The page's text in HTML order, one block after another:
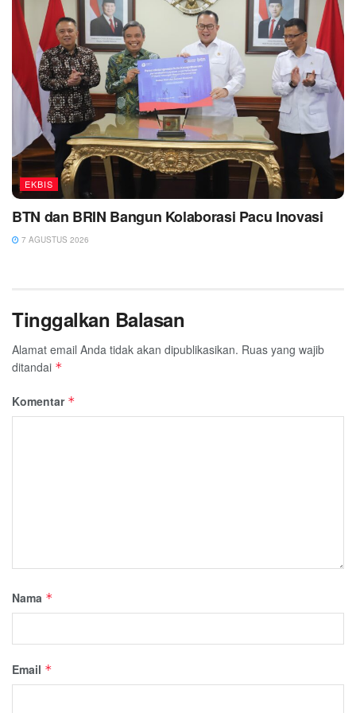
EKBIS
BTN dan BRIN Bangun Kolaborasi Pacu Inovasi
7 AGUSTUS 2026
Tinggalkan Balasan
Alamat email Anda tidak akan dipublikasikan. Ruas yang wajib
ditandai *
Komentar *
Nama *
Email *